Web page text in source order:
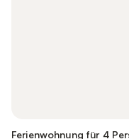
Ferienwohnung für 4